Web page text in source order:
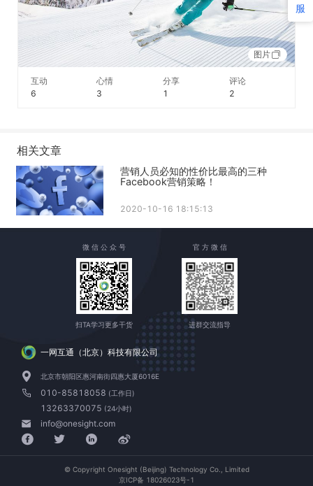
图片
互动
6
心情
3
分享
1
评论
2
相关文章
营销人员必知的性价比最高的三种
Facebook营销策略！
2020-10-16 18:15:13
服
一网互通（北京）科技有限公司
北京市朝阳区惠河南街四惠大厦6016E
010-85818058 (工作日)
13263370075 (24小时)
info@onesight.com
微 信 公 众 号
扫TA学习更多干货
官 方 微 信
进群交流指导
© Copyright Onesight (Beijing) Technology Co., Limited
京ICP备 18026023号-1